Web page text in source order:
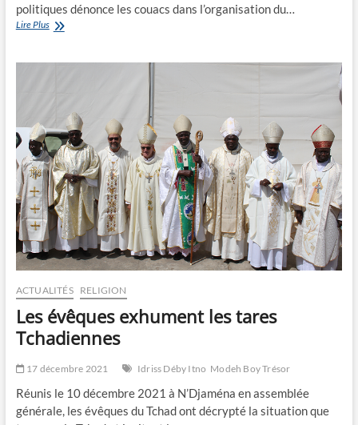
politiques dénonce les couacs dans l’organisation du…
Lire PlusCop
transition
ACTUALITÉS RELIGION
Les évêques exhument les tares
Tchadiennes
17 décembre 2021 Idriss Déby Itno Modeh Boy Trésor
Réunis le 10 décembre 2021 à N’Djaména en assemblée
générale, les évêques du Tchad ont décrypté la situation que